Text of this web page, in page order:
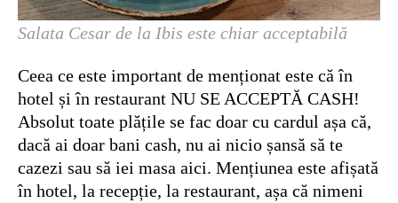
Salata Cesar de la Ibis este chiar acceptabilă
Ceea ce este important de menționat este că în
hotel și în restaurant NU SE ACCEPTĂ CASH!
Absolut toate plățile se fac doar cu cardul așa că,
dacă ai doar bani cash, nu ai nicio șansă să te
cazezi sau să iei masa aici. Mențiunea este afișată
în hotel, la recepție, la restaurant, așa că nimeni